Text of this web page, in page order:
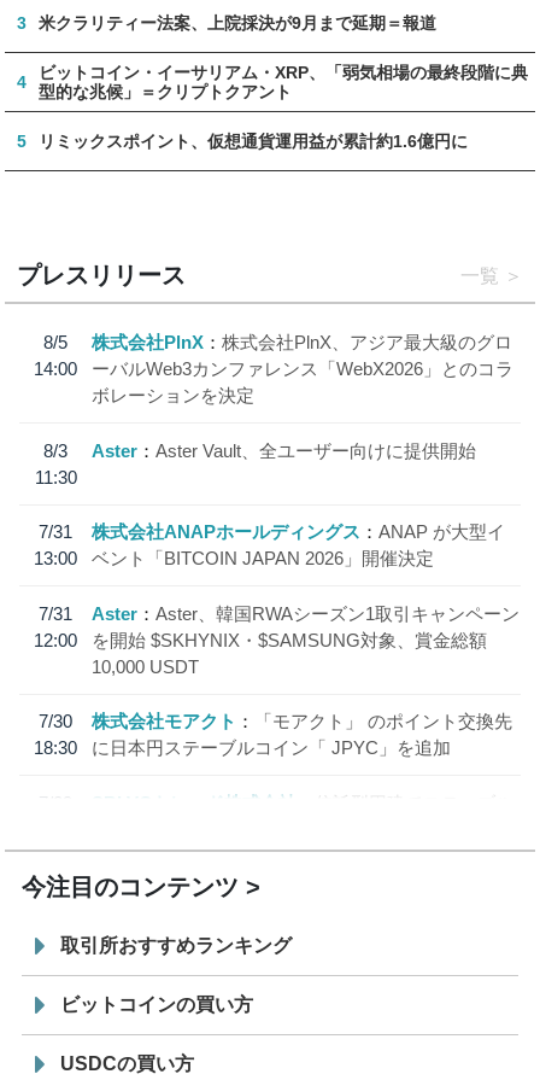
3 米クラリティー法案、上院採決が9月まで延期＝報道
4
ビットコイン・イーサリアム・XRP、「弱気相場の最終段階に典
型的な兆候」＝クリプトクアント
5 リミックスポイント、仮想通貨運用益が累計約1.6億円に
プレスリリース 一覧
8/5
14:00
株式会社PlnX
株式会社PlnX、アジア最大級のグロ
ーバルWeb3カンファレンス「WebX2026」とのコラ
ボレーションを決定
8/3
11:30
Aster Aster Vault、全ユーザー向けに提供開始
7/31
13:00
株式会社ANAPホールディングス
ANAP が大型イ
ベント「BITCOIN JAPAN 2026」開催決定
7/31
12:00
Aster
Aster、韓国RWAシーズン1取引キャンペーン
を開始 $SKHYNIX・$SAMSUNG対象、賞金総額
10,000 USDT
7/30
18:30
株式会社モアクト
「モアクト」 のポイント交換先
に日本円ステーブルコイン「 JPYC」を追加
7/29
SBI VCトレード株式会社
信託型円建てステーブル
今注目のコンテンツ
取引所おすすめランキング
ビットコインの買い方
USDCの買い方